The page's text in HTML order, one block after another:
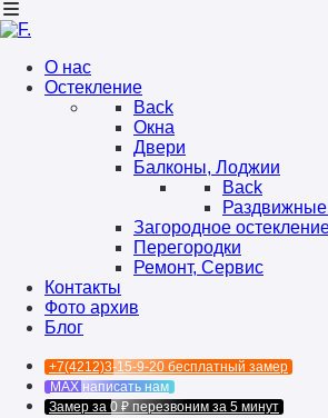
О нас
Остекление
Back
Окна
Двери
Балконы, Лоджии
Back
Загородное
Перегородки
Ремонт, Сервис
Контакты
Фото архив
Блог
+7(4212)3-15-9-20 бесплатный замер
MAX написать нам
Замер за 0 ₽ перезвоним за 5 минут